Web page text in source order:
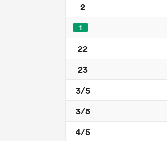
2
1
22
23
3/5
3/5
4/5